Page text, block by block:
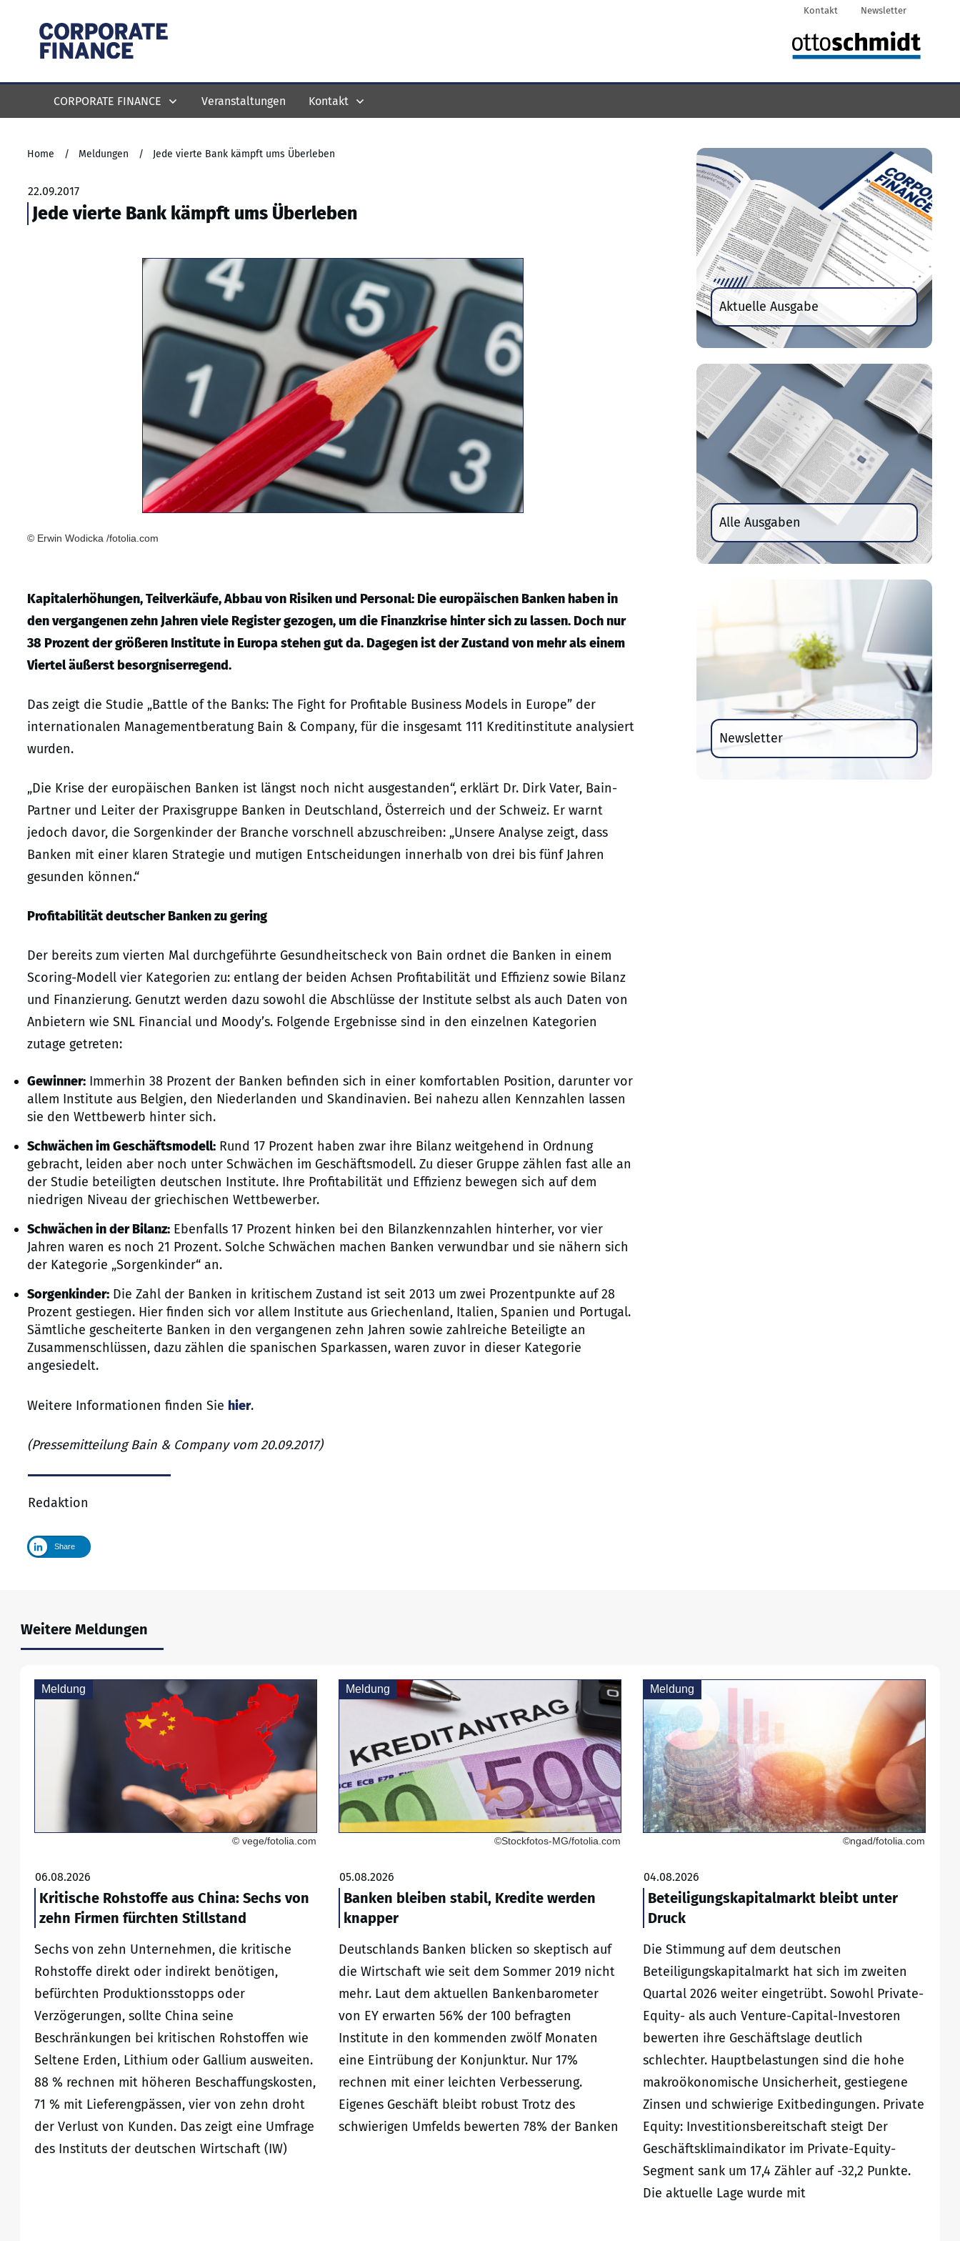
Kontakt Newsletter
CORPORATE FINANCE Veranstaltungen Kontakt
Home / Meldungen / Jede vierte Bank kämpft ums Überleben
22.09.2017
Jede vierte Bank kämpft ums Überleben
© Erwin Wodicka /fotolia.com
Kapitalerhöhungen, Teilverkäufe, Abbau von Risiken und Personal: Die europäischen Banken haben in
den vergangenen zehn Jahren viele Register gezogen, um die Finanzkrise hinter sich zu lassen. Doch nur
38 Prozent der größeren Institute in Europa stehen gut da. Dagegen ist der Zustand von mehr als einem
Viertel äußerst besorgniserregend.
Das zeigt die Studie „Battle of the Banks: The Fight for Profitable Business Models in Europe” der
internationalen Managementberatung Bain & Company, für die insgesamt 111 Kreditinstitute analysiert
wurden.
„Die Krise der europäischen Banken ist längst noch nicht ausgestanden“, erklärt Dr. Dirk Vater, Bain-
Partner und Leiter der Praxisgruppe Banken in Deutschland, Österreich und der Schweiz. Er warnt
jedoch davor, die Sorgenkinder der Branche vorschnell abzuschreiben: „Unsere Analyse zeigt, dass
Banken mit einer klaren Strategie und mutigen Entscheidungen innerhalb von drei bis fünf Jahren
gesunden können.“
Profitabilität deutscher Banken zu gering
Der bereits zum vierten Mal durchgeführte Gesundheitscheck von Bain ordnet die Banken in einem
Scoring-Modell vier Kategorien zu: entlang der beiden Achsen Profitabilität und Effizienz sowie Bilanz
und Finanzierung. Genutzt werden dazu sowohl die Abschlüsse der Institute selbst als auch Daten von
Anbietern wie SNL Financial und Moody’s. Folgende Ergebnisse sind in den einzelnen Kategorien
zutage getreten:
Gewinner: Immerhin 38 Prozent der Banken befinden sich in einer komfortablen Position, darunter vor
allem Institute aus Belgien, den Niederlanden und Skandinavien. Bei nahezu allen Kennzahlen lassen
sie den Wettbewerb hinter sich.
Schwächen im Geschäftsmodell: Rund 17 Prozent haben zwar ihre Bilanz weitgehend in Ordnung
gebracht, leiden aber noch unter Schwächen im Geschäftsmodell. Zu dieser Gruppe zählen fast alle an
der Studie beteiligten deutschen Institute. Ihre Profitabilität und Effizienz bewegen sich auf dem
niedrigen Niveau der griechischen Wettbewerber.
Schwächen in der Bilanz: Ebenfalls 17 Prozent hinken bei den Bilanzkennzahlen hinterher, vor vier
Jahren waren es noch 21 Prozent. Solche Schwächen machen Banken verwundbar und sie nähern sich
der Kategorie „Sorgenkinder“ an.
Sorgenkinder: Die Zahl der Banken in kritischem Zustand ist seit 2013 um zwei Prozentpunkte auf 28
Prozent gestiegen. Hier finden sich vor allem Institute aus Griechenland, Italien, Spanien und Portugal.
Sämtliche gescheiterte Banken in den vergangenen zehn Jahren sowie zahlreiche Beteiligte an
Zusammenschlüssen, dazu zählen die spanischen Sparkassen, waren zuvor in dieser Kategorie
angesiedelt.
Weitere Informationen finden Sie hier.
(Pressemitteilung Bain & Company vom 20.09.2017)
Redaktion
Share
Aktuelle Ausgabe
Alle Ausgaben
Newsletter
Weitere Meldungen
Meldung
© vege/fotolia.com
06.08.2026
Kritische Rohstoffe aus China: Sechs von
zehn Firmen fürchten Stillstand
Sechs von zehn Unternehmen, die kritische
Rohstoffe direkt oder indirekt benötigen,
befürchten Produktionsstopps oder
Verzögerungen, sollte China seine
Beschränkungen bei kritischen Rohstoffen wie
Seltene Erden, Lithium oder Gallium ausweiten.
88 % rechnen mit höheren Beschaffungskosten,
71 % mit Lieferengpässen, vier von zehn droht
der Verlust von Kunden. Das zeigt eine Umfrage
des Instituts der deutschen Wirtschaft (IW)
Meldung
©Stockfotos-MG/fotolia.com
05.08.2026
Banken bleiben stabil, Kredite werden
knapper
Deutschlands Banken blicken so skeptisch auf
die Wirtschaft wie seit dem Sommer 2019 nicht
mehr. Laut dem aktuellen Bankenbarometer
von EY erwarten 56% der 100 befragten
Institute in den kommenden zwölf Monaten
eine Eintrübung der Konjunktur. Nur 17%
rechnen mit einer leichten Verbesserung.
Eigenes Geschäft bleibt robust Trotz des
schwierigen Umfelds bewerten 78% der Banken
Meldung
©ngad/fotolia.com
04.08.2026
Beteiligungskapitalmarkt bleibt unter
Druck
Die Stimmung auf dem deutschen
Beteiligungskapitalmarkt hat sich im zweiten
Quartal 2026 weiter eingetrübt. Sowohl Private-
Equity- als auch Venture-Capital-Investoren
bewerten ihre Geschäftslage deutlich
schlechter. Hauptbelastungen sind die hohe
makroökonomische Unsicherheit, gestiegene
Zinsen und schwierige Exitbedingungen. Private
Equity: Investitionsbereitschaft steigt Der
Geschäftsklimaindikator im Private-Equity-
Segment sank um 17,4 Zähler auf -32,2 Punkte.
Die aktuelle Lage wurde mit